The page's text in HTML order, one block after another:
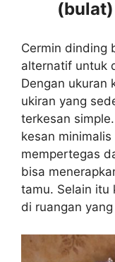
(bulat)
Cermin dinding
alternatif untuk
Dengan ukuran
ukiran yang
terkesan
kesan
mempertegas
bisa
tamu. Selain itu
di ruangan